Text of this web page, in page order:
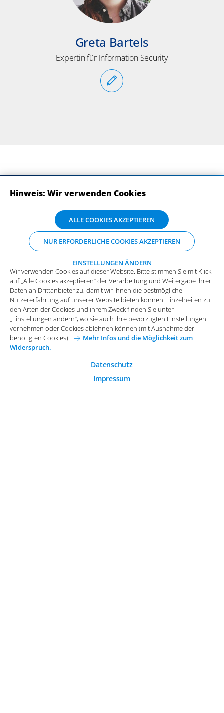
Greta Bartels
Expertin für Information Security
Impressum Datenschutz
Allgemeine Einkaufsbedingungen
Karriere bei Arvato Systems Kontakt
Wir verwenden Cookies auf dieser Website. Bitte stimmen Sie mit Klick
auf „Alle Cookies akzeptieren“ der Verarbeitung und Weitergabe Ihrer
Daten an Drittanbieter zu, damit wir Ihnen die bestmögliche
Nutzererfahrung auf unserer Website bieten können. Einzelheiten zu
den Arten der Cookies und ihrem Zweck finden Sie unter
„Einstellungen ändern“, wo sie auch Ihre bevorzugten Einstellungen
vornehmen oder Cookies ablehnen können (mit Ausnahme der
benötigten Cookies).
Mehr Infos und die Möglichkeit zum
Widerspruch.
Datenschutz
Impressum
Hinweis: Wir verwenden Cookies
ALLE COOKIES AKZEPTIEREN
NUR ERFORDERLICHE COOKIES AKZEPTIEREN
EINSTELLUNGEN ÄNDERN
Wir verwenden Cookies auf dieser Website. Bitte stimmen Sie mit Klick
auf „Alle Cookies akzeptieren“ der Verarbeitung und Weitergabe Ihrer
Daten an Drittanbieter zu, damit wir Ihnen die bestmögliche
Nutzererfahrung auf unserer Website bieten können. Einzelheiten zu
den Arten der Cookies und ihrem Zweck finden Sie unter
„Einstellungen ändern“, wo sie auch Ihre bevorzugten Einstellungen
vornehmen oder Cookies ablehnen können (mit Ausnahme der
benötigten Cookies).
Mehr Infos und die Möglichkeit zum
Widerspruch.
Funktionale Cookies
Diese Cookies sind essenziell wichtig für die einwandfreie
Funktion der Website.
Analytische Cookies
Analytische Cookies werden verwendet, um das